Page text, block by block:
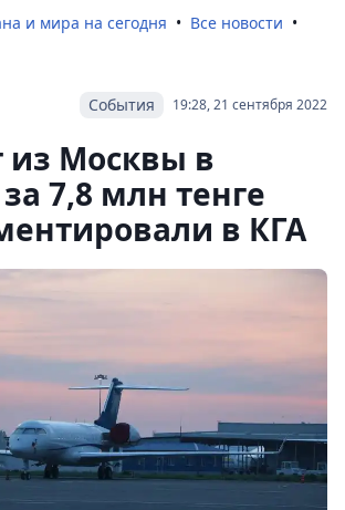
и мира на сегодня
Все новости
19:28, 21 сентября 2022
События
из Москвы в
7,8 млн тенге
в КГА